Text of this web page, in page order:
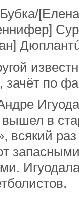
зачёт по
вышел в
всякий